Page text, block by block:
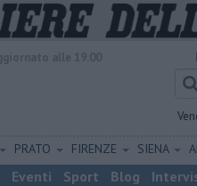
PRATO FIRENZE SIENA
Eventi Sport Blog